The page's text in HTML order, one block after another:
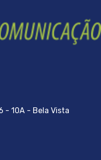
- 10A - Bela Vista